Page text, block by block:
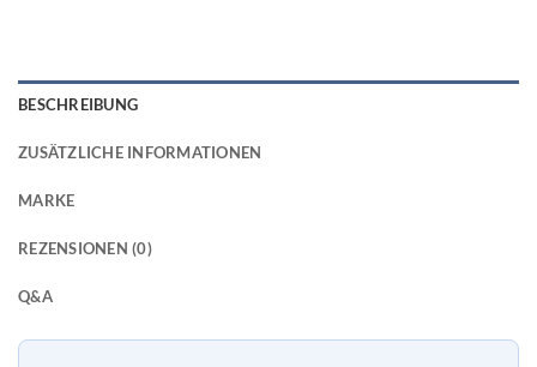
BESCHREIBUNG
ZUSÄTZLICHE INFORMATIONEN
MARKE
REZENSIONEN (0)
Q&A